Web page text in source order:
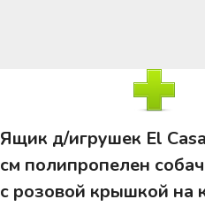
Ящик д/игрушек El
см полипропелен
с розовой крышкой на